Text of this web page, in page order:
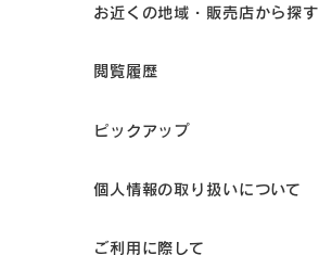
お近くの地域・販売店から探す
閲覧履歴
ピックアップ
個人情報の取り扱いについて
ご利用に際して